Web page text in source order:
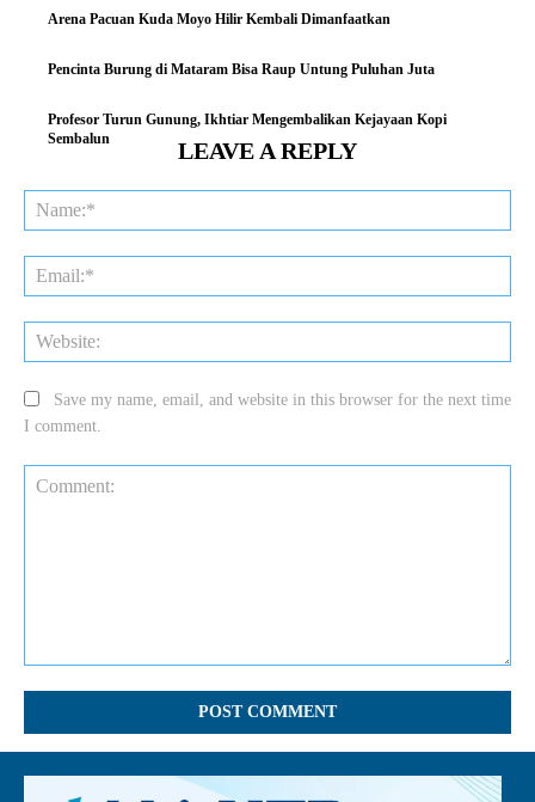
Arena Pacuan Kuda Moyo Hilir Kembali Dimanfaatkan
Pencinta Burung di Mataram Bisa Raup Untung Puluhan Juta
Profesor Turun Gunung, Ikhtiar Mengembalikan Kejayaan Kopi
Sembalun
LEAVE A REPLY
Save my name, email, and website in this browser for the next time
I comment.